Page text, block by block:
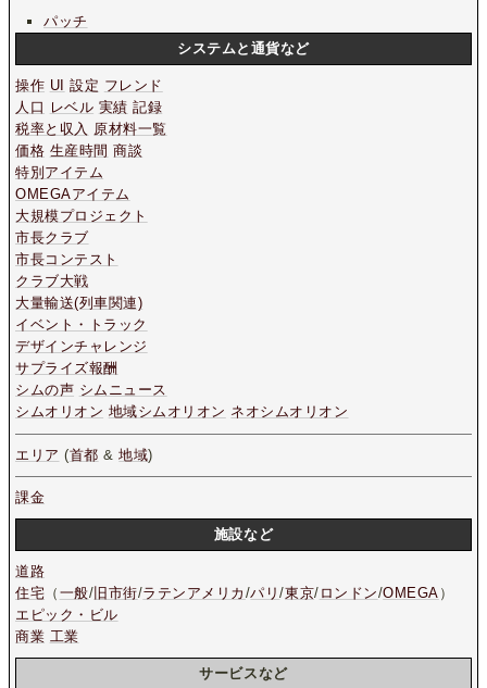
パッチ
システムと通貨など
操作 UI 設定 フレンド
人口 レベル 実績 記録
税率と収入 原材料一覧
価格 生産時間 商談
特別アイテム
OMEGAアイテム
大規模プロジェクト
市長クラブ
市長コンテスト
クラブ大戦
大量輸送(列車関連)
イベント・トラック
デザインチャレンジ
サプライズ報酬
シムの声 シムニュース
シムオリオン 地域シムオリオン ネオシムオリオン
エリア (首都 &地域)
課金
施設など
道路
住宅 （ 一般/ 旧市街/ラテンアメリカ /パリ/東京/ ロンドン/OMEGA ）
エピック・ビル
商業 工業
サービスなど